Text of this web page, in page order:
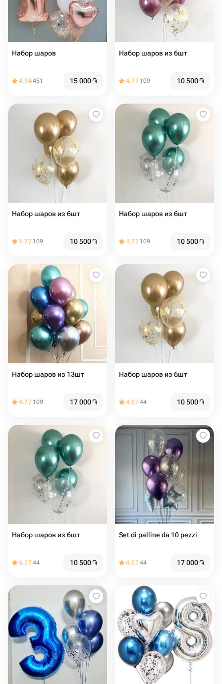
Набор шаров
4.94451 15 000֏
Набор шаров из 6шт
4.77 109 10 500֏
Набор шаров из 6шт
4.77 109 10 500֏
Набор шаров из 6шт
4.77 109 10 500֏
Набор шаров из 13шт
4.77 109 17 000֏
Набор шаров из 6шт
4.5744 10 500֏
Набор шаров из 6шт
4.5744 10 500֏
Set di palline da 10 pezzi
4.5744 17 000֏